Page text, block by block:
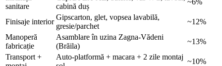
sanitare
cabină duș
~6%
Finisaje interior
Gipscarton, glet, vopsea lavabilă,
gresie/parchet
~12%
Manoperă
fabricație
Asamblare în uzina Zagna-Vădeni
(Brăila)
~13%
Transport +
Auto-platformă + macara + 2 zile montaj
~10%